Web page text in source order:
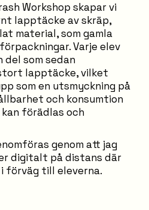
Workshop skapar vi
lapptäcke av skräp,
material, som gamla
Varje elev
del som sedan
lapptäcke, vilket
som en utsmyckning på
och konsumtion
förädlas och
genom att jag
digitalt på distans där
förväg till eleverna.